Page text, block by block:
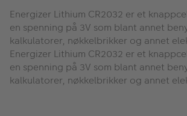
Energizer Lithium CR2032 er et
en spenning på 3V som blant annet
kalkulatorer, nøkkelbrikker og annet
Energizer Lithium CR2032 er et
en spenning på 3V som blant annet
kalkulatorer, nøkkelbrikker og annet